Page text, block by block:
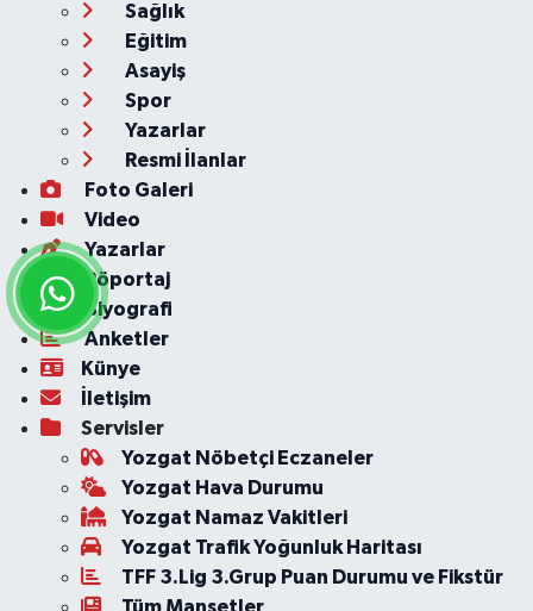
Sağlık
Eğitim
Asayiş
Spor
Yazarlar
Resmi İlanlar
Foto Galeri
Video
Yazarlar
Röportaj
Biyografi
Anketler
Künye
İletişim
Servisler
Yozgat Nöbetçi Eczaneler
Yozgat Hava Durumu
Yozgat Namaz Vakitleri
Yozgat Trafik Yoğunluk Haritası
TFF 3.Lig 3.Grup Puan Durumu ve Fikstür
Tüm Manşetler